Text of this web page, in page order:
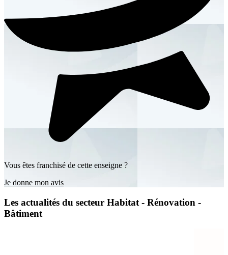
Vous êtes franchisé de cette enseigne ?
Je donne mon avis
Les actualités du secteur Habitat - Rénovation -
Bâtiment